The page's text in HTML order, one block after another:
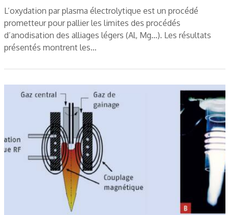
L’oxydation par plasma électrolytique est un procédé
prometteur pour pallier les limites des procédés
d’anodisation des alliages légers (Al, Mg…). Les résultats
présentés montrent les…